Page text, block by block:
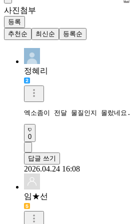
사진첨부
등록
추천순
최신순 등록순
정혜리
엑소좀이 전달 물질인지 몰랐네
0
답글 쓰기
2026.04.24 16:08
임★선